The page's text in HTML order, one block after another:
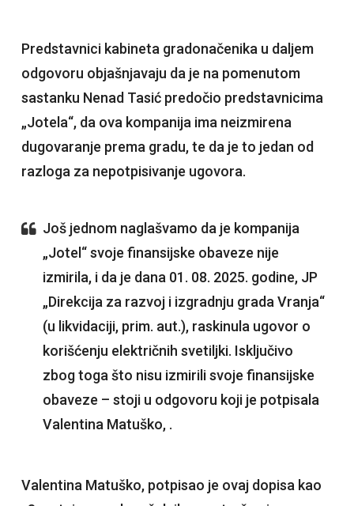
Predstavnici kabineta gradonačenika u daljem
odgovoru objašnjavaju da je na pomenutom
sastanku Nenad Tasić predočio predstavnicima
„Jotela“, da ova kompanija ima neizmirena
dugovaranje prema gradu, te da je to jedan od
razloga za nepotpisivanje ugovora.
Još jednom naglašvamo da je kompanija
„Jotel“ svoje finansijske obaveze nije
izmirila, i da je dana 01. 08. 2025. godine, JP
„Direkcija za razvoj i izgradnju grada Vranja“
(u likvidaciji, prim. aut.), raskinula ugovor o
korišćenju električnih svetiljki. Isključivo
zbog toga što nisu izmirili svoje finansijske
obaveze – stoji u odgovoru koji je potpisala
Valentina Matuško, .
Valentina Matuško, potpisao je ovaj dopisa kao